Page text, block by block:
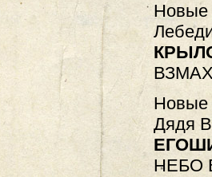
Новые
Новые
Дядя
НЕБО